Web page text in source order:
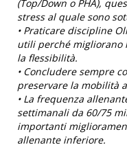
(Top/Down o PHA),
stress al quale sono
• Praticare discipline
utili perché migliorano
la flessibilità.
• Concludere sempre
preservare la mobilità
• La frequenza
settimanali da 60/75
importanti
allenante inferiore.